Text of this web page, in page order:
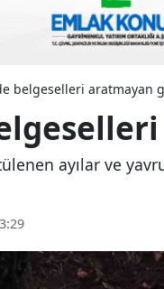
belgeselleri aratmayan
ayılar ve